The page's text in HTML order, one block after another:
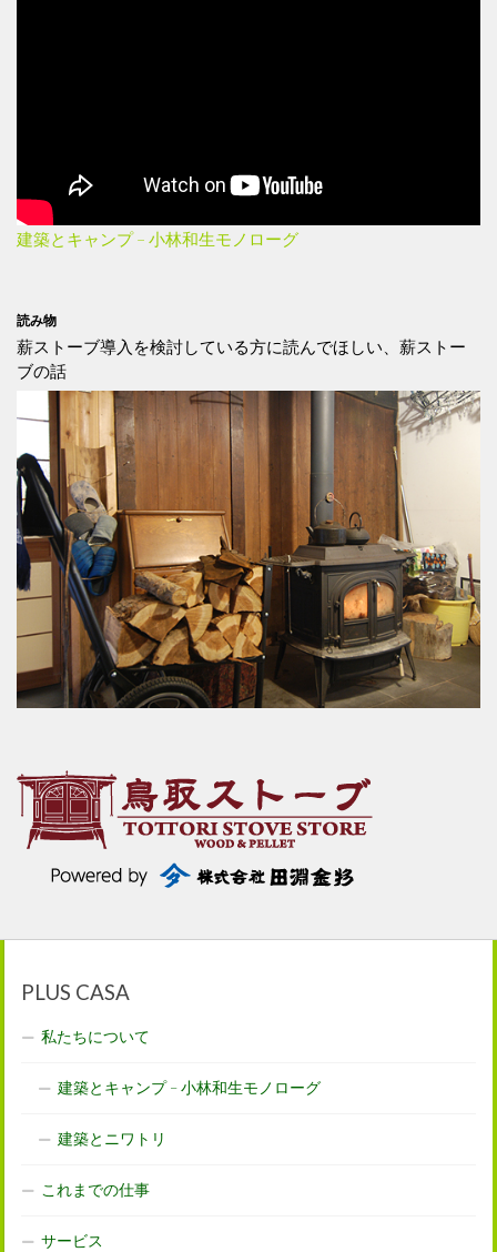
建築とキャンプ – 小林和生モノローグ
読み物
薪ストーブ導入を検討している方に読んでほしい、薪ストー
ブの話
PLUS CASA
私たちについて
建築とキャンプ – 小林和生モノローグ
建築とニワトリ
これまでの仕事
サービス